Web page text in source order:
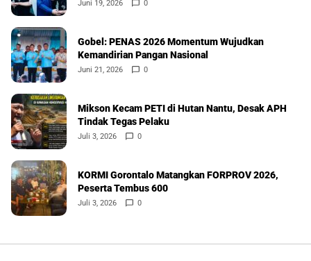
Juni 19, 2026 0
Gobel: PENAS 2026 Momentum Wujudkan
Kemandirian Pangan Nasional
Juni 21, 2026 0
Mikson Kecam PETI di Hutan Nantu, Desak APH
Tindak Tegas Pelaku
Juli 3, 2026 0
KORMI Gorontalo Matangkan FORPROV 2026,
Peserta Tembus 600
Juli 3, 2026 0